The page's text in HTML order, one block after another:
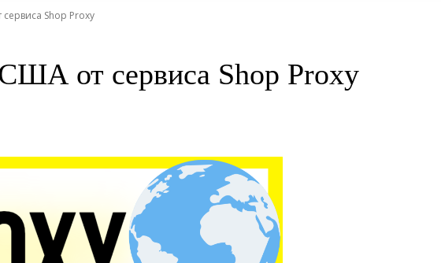
Shop Proxy
от сервиса Shop Proxy